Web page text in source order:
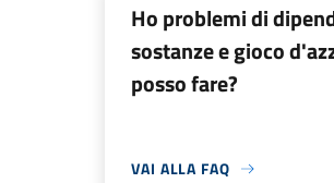
Ho problemi di
sostanze e gioco
posso fare?
VAI ALLA FAQ